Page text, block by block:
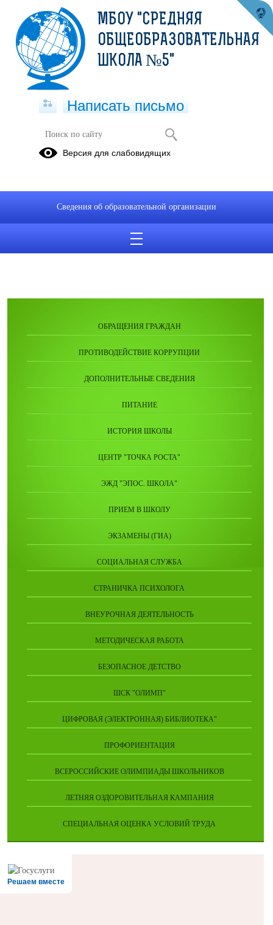
Информационная безопасность
Дата обновления: 15.11.2024
Дата публикации: 15.11.2024
ОБРАЩЕНИЯ ГРАЖДАН
ПРОТИВОДЕЙСТВИЕ КОРРУПЦИИ
ДОПОЛНИТЕЛЬНЫЕ СВЕДЕНИЯ
ПИТАНИЕ
ИСТОРИЯ ШКОЛЫ
ЦЕНТР "ТОЧКА РОСТА"
ЭЖД "ЭПОС. ШКОЛА"
ПРИЕМ В ШКОЛУ
ЭКЗАМЕНЫ (ГИА)
СОЦИАЛЬНАЯ СЛУЖБА
СТРАНИЧКА ПСИХОЛОГА
ВНЕУРОЧНАЯ ДЕЯТЕЛЬНОСТЬ
МЕТОДИЧЕСКАЯ РАБОТА
БЕЗОПАСНОЕ ДЕТСТВО
ШСК "ОЛИМП"
ЦИФРОВАЯ (ЭЛЕКТРОННАЯ) БИБЛИОТЕКА"
ПРОФОРИЕНТАЦИЯ
ВСЕРОССИЙСКИЕ ОЛИМПИАДЫ ШКОЛЬНИКОВ
ЛЕТНЯЯ ОЗДОРОВИТЕЛЬНАЯ КАМПАНИЯ
СПЕЦИАЛЬНАЯ ОЦЕНКА УСЛОВИЙ ТРУДА
Решаем вместе
МБОУ "СРЕДНЯЯ
ОБЩЕОБРАЗОВАТЕЛЬНАЯ
ШКОЛА №5"
Написать письмо
Версия для слабовидящих
Сведения об образовательной организации